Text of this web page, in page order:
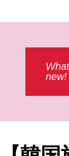
new!
も“駄菓子”が大好き
土産に選ばれるも